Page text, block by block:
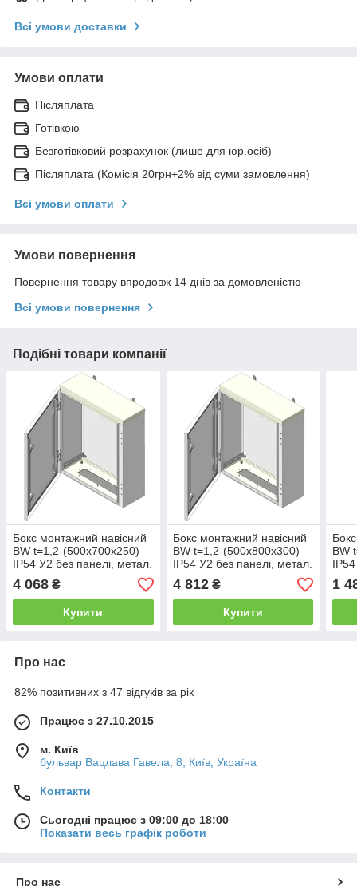
Всі умови доставки
Умови оплати
Післяплата
Готівкою
Безготівковий розрахунок (лише для юр.осіб)
Післяплата (Комісія 20грн+2% від суми замовлення)
Всі умови оплати
Умови повернення
Повернення товару впродовж 14 днів за домовленістю
Всі умови повернення
Подібні товари компанії
Бокс монтажний навісний
BW t=1,2-(500х700х250)
IP54 У2 без панелі, метал.
замок Білмакс
4 068 ₴
Купити
Бокс монтажний навісний
BW t=1,2-(500х800х300)
IP54 У2 без панелі, метал.
замок Білмакс
4 812₴
Купити
BW
1
Про нас
82% позитивних з 47 відгуків за рік
Працює з 27.10.2015
м. Київ
бульвар Вацлава Гавела, 8, Київ, Україна
Контакти
Сьогодні працює з 09:00 до 18:00
Показати весь графік роботи
Про нас